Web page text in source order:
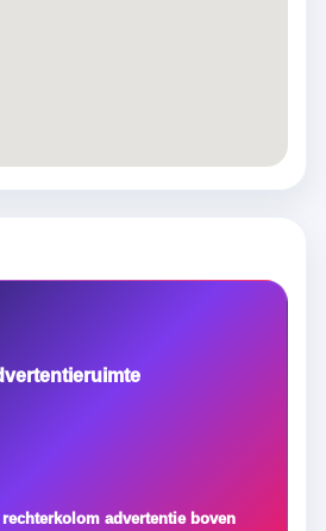
advertentie boven